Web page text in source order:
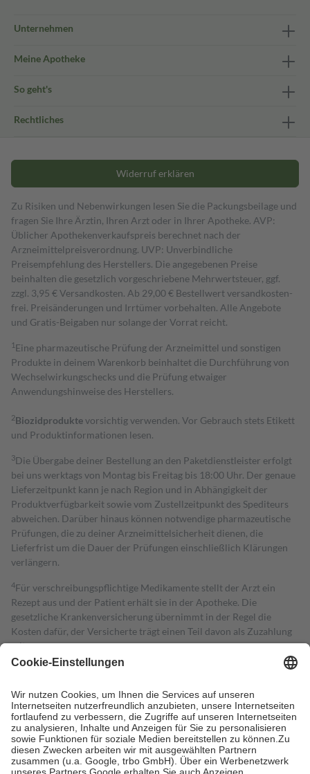
Unternehmen
Meine Apotheke
So geht's
Rechtliches
Widerruf erklären
Zu Risiken und Nebenwirkungen lesen Sie die Packungsbeilage und
fragen Sie Ihre Ärztin, Ihren Arzt oder in Ihrer Apotheke. AVP:
Üblicher Apothekenverkaufspreis berechnet nach der
Arzneimittelpreisverordnung. UVP: Unverbindliche
Preisempfehlung des Herstellers. Die angegebenen Preise
beinhalten die gesetzlich vorgeschriebene Mehrwertsteuer, ggf.
zzgl. 3,95 € Versandkosten. Ab 29,00 € Bestell­wert versand­kosten­
frei. Preisänderungen und Irrtümer vorbehalten. Alle Angebote
und Gratis-Beigaben nur solange der Vorrat reicht.
1 Eine pharmazeutische Prüfung der Arzneimittel und sonstigen
Produkte in deinem Warenkorb beinhaltet die Durchführung von
Wechselwirkungschecks und die Prüfung etwaiger
Anwendungshinweise des Herstellers.
2Biozidproduktevorsichtig verwenden. Vor Gebrauch stets Etikett
und Produktinformationen lesen.
3Die Übergabe deiner Bestellung an den Paketdienstleister erfolgt
bei uns werktags von Montag bis Freitag bis 18:00 Uhr. Der genaue
Lieferzeitpunkt kann je nach Region und in Abhängigkeit der
Produktverfügbarkeit sowie vom Zustellzeitpunkt des Spediteurs
abweichen. Darüber hinaus können notwendige pharmazeutische
Prüfungen, die zu deiner Arzneimittelsicherheit dienen, die
Lieferfrist um die Dauer der Prüfungen einschließlich Klärungen
verlängern.
4Für verschreibungspflichtige Medikamente stellt der Arzt ein
Rezept aus und der Patient erhält sie in der Apotheke. Die
gesetzliche Krankenversicherung übernimmt in der Regel die
Kosten dafür, der Versicherte trägt einen Teil davon als Zuzahlung
mit.
Grundsätzlich leisten Mitglieder Zuzahlungen in Höhe von zehn
höchstens zehn Euro.
Es sind jedoch nie mehr als die tatsächlichen
Kosten der Leistung zu entrichten.
Diese Regeln gelten grundsätzlich auch für Online-Apotheken.
Bei Heilmitteln und häuslicher Krankenpflege beträgt die
Zuzahlung zehn Prozent der Kosten sowie zehn Euro je
Verordnung.